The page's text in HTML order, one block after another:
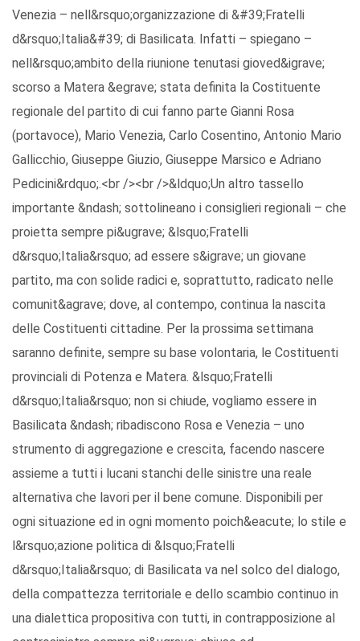
Venezia – nell&rsquo;organizzazione di &#39;Fratelli
d&rsquo;Italia&#39; di Basilicata. Infatti – spiegano –
nell&rsquo;ambito della riunione tenutasi gioved&igrave;
scorso a Matera &egrave; stata definita la Costituente
regionale del partito di cui fanno parte Gianni Rosa
(portavoce), Mario Venezia, Carlo Cosentino, Antonio Mario
Gallicchio, Giuseppe Giuzio, Giuseppe Marsico e Adriano
Pedicini&rdquo;.<br /><br />&ldquo;Un altro tassello
importante &ndash; sottolineano i consiglieri regionali – che
proietta sempre pi&ugrave; &lsquo;Fratelli
d&rsquo;Italia&rsquo; ad essere s&igrave; un giovane
partito, ma con solide radici e, soprattutto, radicato nelle
comunit&agrave; dove, al contempo, continua la nascita
delle Costituenti cittadine. Per la prossima settimana
saranno definite, sempre su base volontaria, le Costituenti
provinciali di Potenza e Matera. &lsquo;Fratelli
d&rsquo;Italia&rsquo; non si chiude, vogliamo essere in
Basilicata &ndash; ribadiscono Rosa e Venezia – uno
strumento di aggregazione e crescita, facendo nascere
assieme a tutti i lucani stanchi delle sinistre una reale
alternativa che lavori per il bene comune. Disponibili per
ogni situazione ed in ogni momento poich&eacute; lo stile e
l&rsquo;azione politica di &lsquo;Fratelli
d&rsquo;Italia&rsquo; di Basilicata va nel solco del dialogo,
della compattezza territoriale e dello scambio continuo in
una dialettica propositiva con tutti, in contrapposizione al